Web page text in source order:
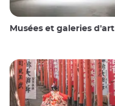
Musées et galeries d'art